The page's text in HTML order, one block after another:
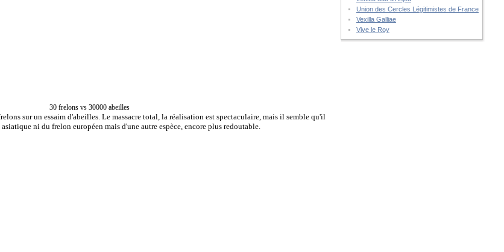
30 frelons vs 30000 abeilles
sur un essaim d'abeilles. Le massacre total, la réalisation est spectaculaire, mais il semble qu'il
ni du frelon européen mais d'une autre espèce, encore plus redoutable.
Union des Cercles Légitimistes de France
Vexilla Galliae
Vive le Roy